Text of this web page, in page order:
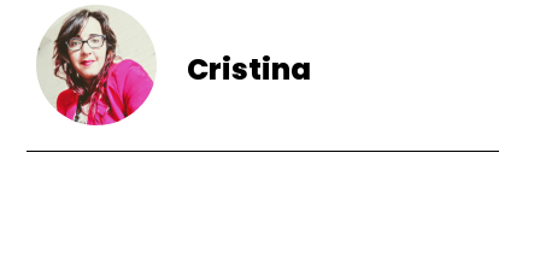
Cristina